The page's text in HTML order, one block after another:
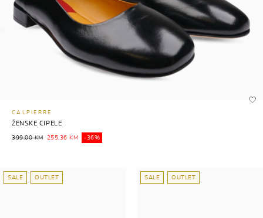
CALPIERRE
ŽENSKE CIPELE
399,00 KM 255,36 KM -36%
SALE OUTLET SALE OUTLET